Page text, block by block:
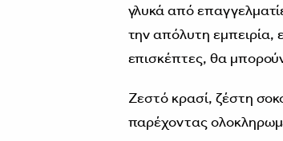
γλυκά από
την απόλυτη εμπειρία,
επισκέπτες, θα
Ζεστό κρασί, ζέστη
παρέχοντας